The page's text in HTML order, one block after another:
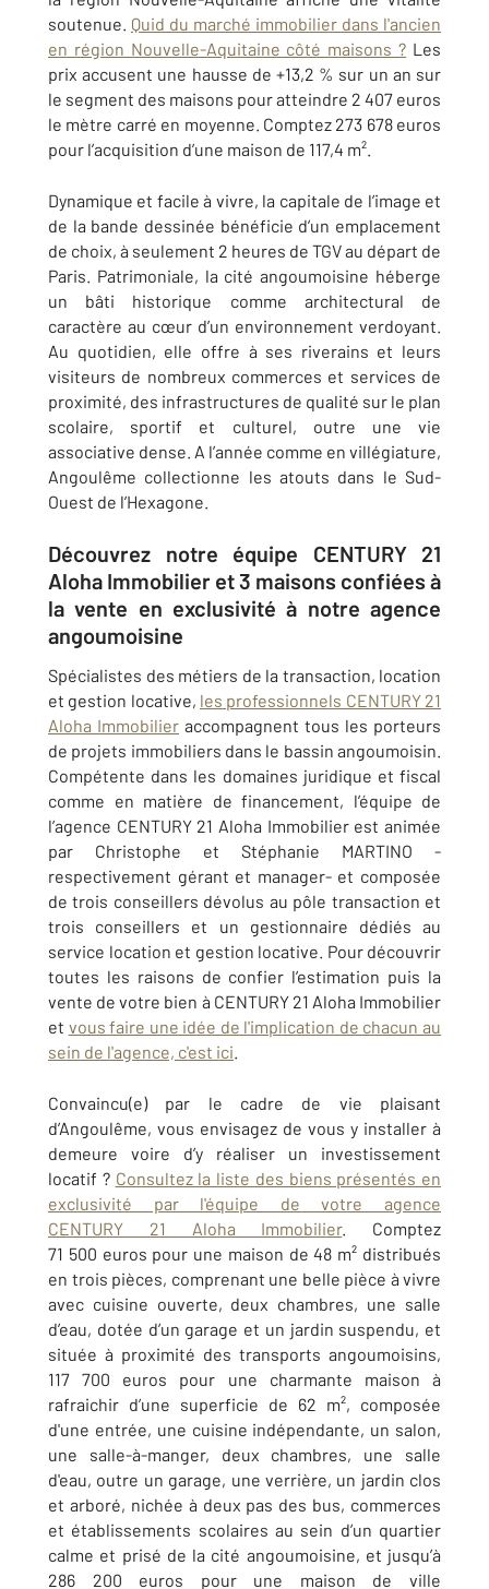
soutenue. Quid du marché immobilier dans l'ancien
en région Nouvelle-Aquitaine côté maisons ? Les
prix accusent une hausse de +13,2 % sur un an sur
le segment des maisons pour atteindre 2 407 euros
le mètre carré en moyenne. Comptez 273 678 euros
pour l’acquisition d’une maison de 117,4 m².
Dynamique et facile à vivre, la capitale de l’image et
de la bande dessinée bénéficie d’un emplacement
de choix, à seulement 2 heures de TGV au départ de
Paris. Patrimoniale, la cité angoumoisine héberge
un bâti historique comme architectural de
caractère au cœur d’un environnement verdoyant.
Au quotidien, elle offre à ses riverains et leurs
visiteurs de nombreux commerces et services de
proximité, des infrastructures de qualité sur le plan
scolaire, sportif et culturel, outre une vie
associative dense. A l’année comme en villégiature,
Angoulême collectionne les atouts dans le Sud-
Ouest de l’Hexagone.
Découvrez notre équipe CENTURY 21
Aloha Immobilier et 3 maisons confiées à
la vente en exclusivité à notre agence
angoumoisine
Spécialistes des métiers de la transaction, location
et gestion locative, les professionnels CENTURY 21
Aloha Immobilier accompagnent tous les porteurs
de projets immobiliers dans le bassin angoumoisin.
Compétente dans les domaines juridique et fiscal
comme en matière de financement, l’équipe de
l’agence CENTURY 21 Aloha Immobilier est animée
par Christophe et Stéphanie MARTINO -
respectivement gérant et manager- et composée
de trois conseillers dévolus au pôle transaction et
trois conseillers et un gestionnaire dédiés au
service location et gestion locative. Pour découvrir
toutes les raisons de confier l’estimation puis la
vente de votre bien à CENTURY 21 Aloha Immobilier
et vous faire une idée de l'implication de chacun au
sein de l'agence, c'est ici.
Convaincu(e) par le cadre de vie plaisant
d’Angoulême, vous envisagez de vous y installer à
demeure voire d’y réaliser un investissement
locatif ? Consultez la liste des biens présentés en
exclusivité par l'équipe de votre agence
CENTURY 21 Aloha Immobilier. Comptez
71 500 euros pour une maison de 48 m² distribués
en trois pièces, comprenant une belle pièce à vivre
avec cuisine ouverte, deux chambres, une salle
d’eau, dotée d’un garage et un jardin suspendu, et
située à proximité des transports angoumoisins,
117 700 euros pour une charmante maison à
rafraichir d’une superficie de 62 m², composée
d'une entrée, une cuisine indépendante, un salon,
une salle-à-manger, deux chambres, une salle
d'eau, outre un garage, une verrière, un jardin clos
et arboré, nichée à deux pas des bus, commerces
et établissements scolaires au sein d’un quartier
calme et prisé de la cité angoumoisine, et jusqu’à
286 200 euros pour une maison de ville